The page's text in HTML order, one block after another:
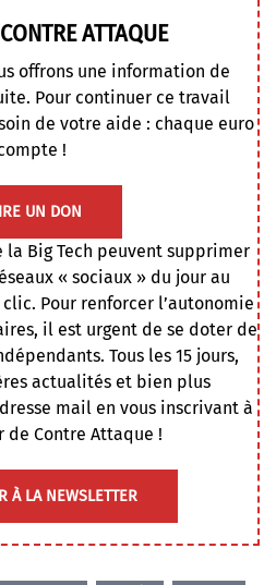
ATTAQUE
offrons une information de
Pour continuer ce travail
de votre aide : chaque euro
!
UN DON
la Big Tech peuvent supprimer
« sociaux » du jour au
Pour renforcer l’autonomie
il est urgent de se doter de
Tous les 15 jours,
actualités et bien plus
mail en vous inscrivant à
de Contre Attaque !
À LA NEWSLETTER